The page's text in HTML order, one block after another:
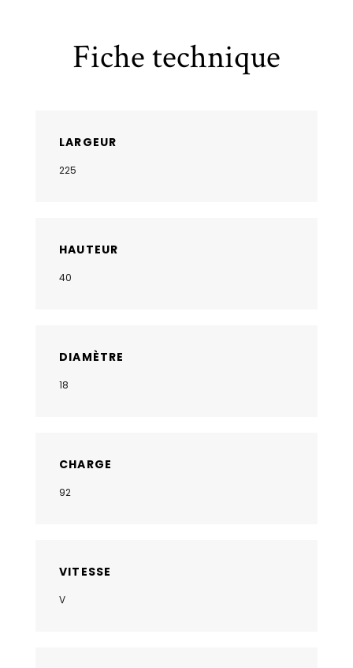
Fiche technique
LARGEUR
225
HAUTEUR
40
DIAMÈTRE
18
CHARGE
92
VITESSE
V